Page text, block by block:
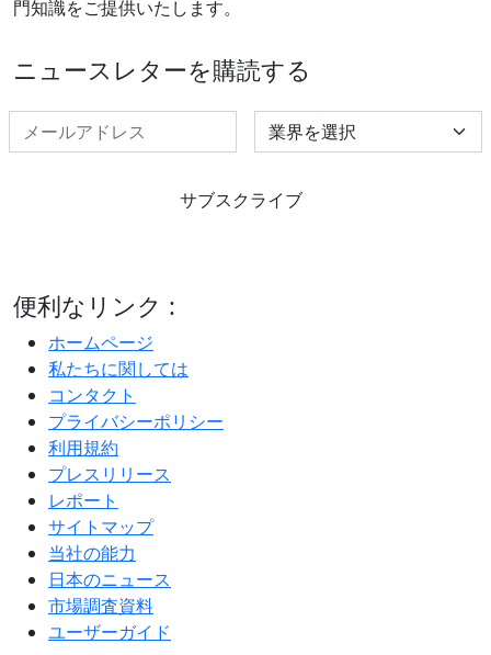
門知識をご提供いたします。
ニュースレターを購読する
Select Industry
サブスクライブ
便利なリンク :
ホームページ
私たちに関しては
コンタクト
プライバシーポリシー
利用規約
プレスリリース
レポート
サイトマップ
当社の能力
日本のニュース
市場調査資料
ユーザーガイド